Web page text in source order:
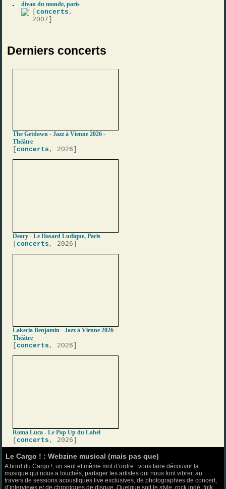
divan du monde, paris
[concerts ,
2007]
Derniers concerts
The Getdown - Jazz à Vienne 2026 -
Théâtre
[concerts , 2026]
Deary - Le Hasard Ludique, Paris
[concerts , 2026]
Lakecia Benjamin - Jazz à Vienne 2026 -
Théâtre
[concerts , 2026]
Roma Luca - Le Pop Up du Label
[concerts , 2026]
Le Cargo ! : Webzine musical (mais pas que)
A bord du Cargo !, un seul et même mot d’ordre : vous faire découvrir la
musique qui nous a touchés, partager les artistes qui nous font vibrer, au
travers de sessions acoustiques live exclusives, de photographies de concert,
d’interviews et de chroniques de disque. Quelque soit le style, rock indé, folk,